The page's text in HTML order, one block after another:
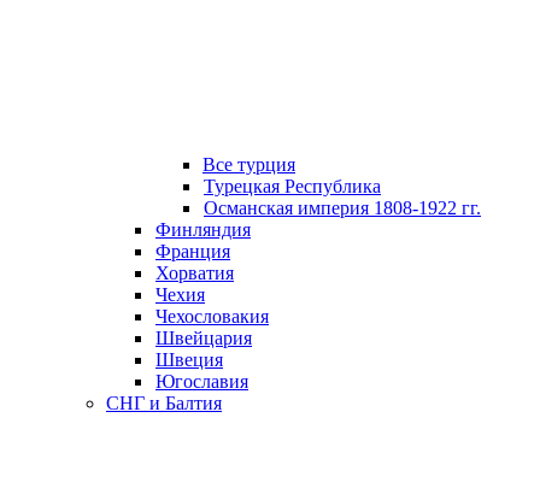
Все турция
Турецкая Республика
Османская империя 1808-1922 гг.
Финляндия
Франция
Хорватия
Чехия
Чехословакия
Швейцария
Швеция
Югославия
СНГ и Балтия